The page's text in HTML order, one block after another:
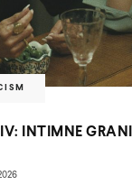
INTIMNE